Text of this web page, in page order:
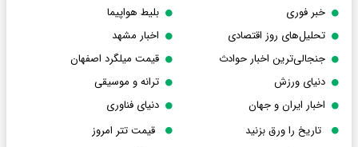
خبر فوری
بلیط هواپیما
تحلیل‌های روز اقتصادی
اخبار مشهد
جنجالی‌ترین اخبار حوادث
قیمت میلگرد اصفهان
دنیای ورزش
ترانه و موسیقی
اخبار ایران و جهان
دنیای فناوری
تاریخ را ورق بزنید
قیمت تتر امروز